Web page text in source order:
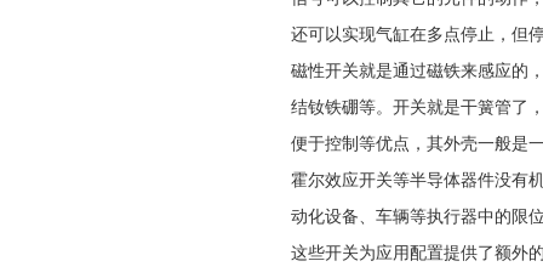
还可以实现气缸在多点停止，但
磁性开关就是通过磁铁来感应的
结钕铁硼等。开关就是干簧管了
便于控制等优点，其外壳一般是
霍尔效应开关等半导体器件没有
动化设备、车辆等执行器中的限
这些开关为应用配置提供了额外